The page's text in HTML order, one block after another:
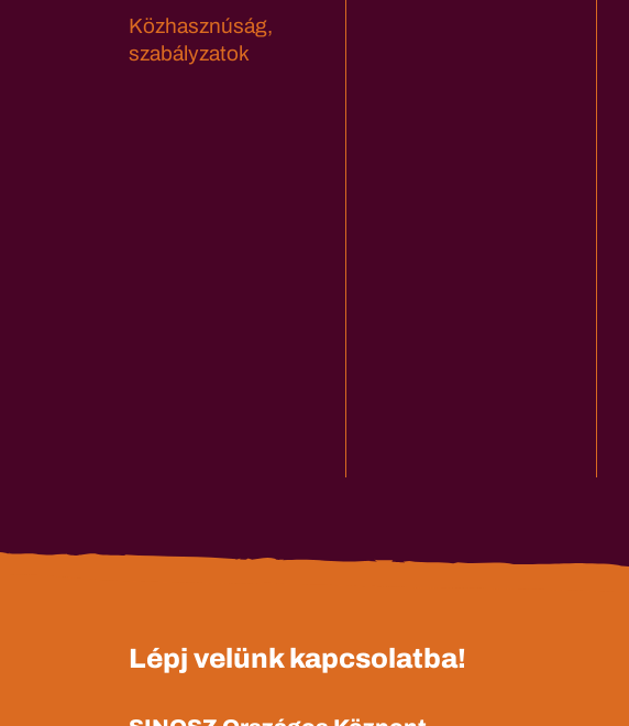
Közhasznúság,
szabályzatok
Lépj velünk kapcsolatba!